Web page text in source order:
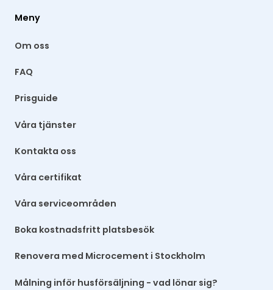
Meny
Om oss
FAQ
Prisguide
Våra tjänster
Kontakta oss
Våra certifikat
Våra serviceområden
Boka kostnadsfritt platsbesök
Renovera med Microcement i Stockholm
Målning inför husförsäljning - vad lönar sig?